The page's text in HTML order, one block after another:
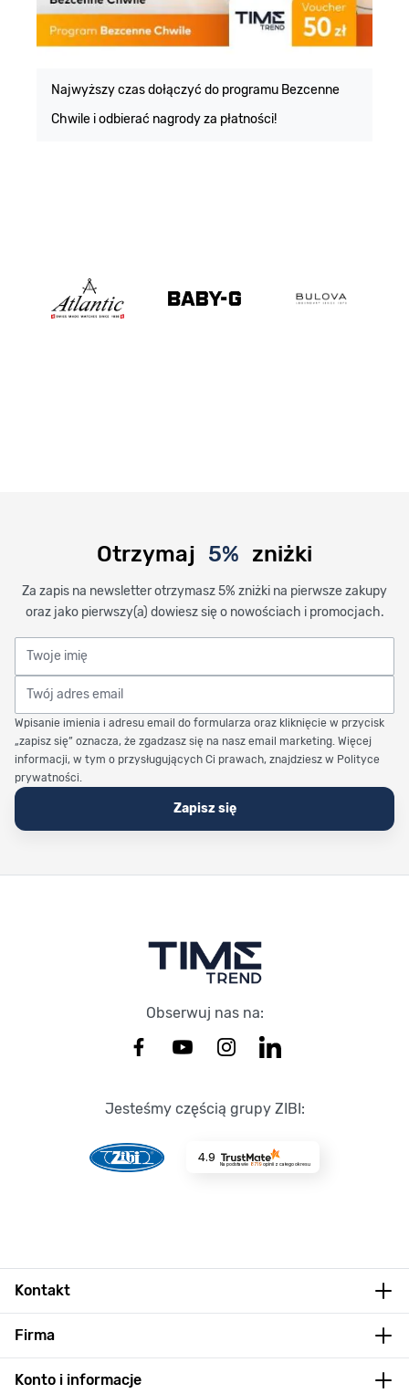
Najwyższy czas dołączyć do programu Bezcenne
Chwile i odbierać nagrody za płatności!
Otrzymaj 5% zniżki
Za zapis na newsletter otrzymasz 5% zniżki na pierwsze zakupy
oraz jako pierwszy(a) dowiesz się o nowościach i promocjach.
Twoje imię
Twój adres email
Wpisanie imienia i adresu email do formularza oraz kliknięcie w przycisk
„zapisz się” oznacza, że zgadzasz się na nasz email marketing. Więcej
informacji, w tym o przysługujących Ci prawach, znajdziesz w Polityce
prywatności.
Zapisz się
Obserwuj nas na:
Jesteśmy częścią grupy ZIBI:
4.9
Na podstawie 8719opinii z całego okresu
Kontakt
Firma
Konto i informacje